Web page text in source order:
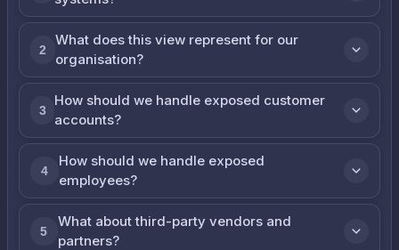
2
What does this view represent for our
organisation?
3
How should we handle exposed customer
accounts?
4
How should we handle exposed
employees?
5
What about third-party vendors and
partners?